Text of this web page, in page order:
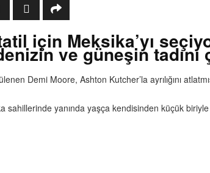
için Meksika’yı
ve güneşin tadını
Demi Moore, Ashton Kutcher’la ayrılığını
sahillerinde yanında yaşça kendisinden küçük